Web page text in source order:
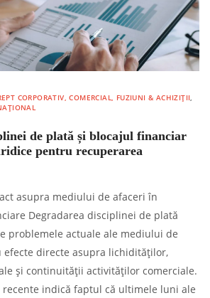
CORPORATIV, COMERCIAL, FUZIUNI & ACHIZIȚII,
de plată și blocajul financiar
pentru recuperarea
asupra mediului de afaceri în
Degradarea disciplinei de plată
problemele actuale ale mediului de
efecte directe asupra lichidităților,
și continuității activităților comerciale.
recente indică faptul că ultimele luni ale